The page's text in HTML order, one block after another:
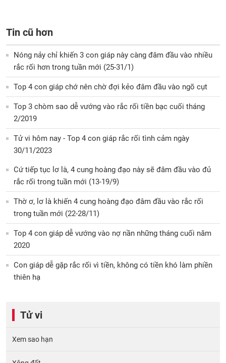
Tin cũ hơn
Nóng nảy chỉ khiến 3 con giáp này càng đâm đầu vào nhiều
rắc rối hơn trong tuần mới (25-31/1)
Top 4 con giáp chớ nên chờ đợi kẻo đâm đầu vào ngõ cụt
Top 3 chòm sao dễ vướng vào rắc rối tiền bạc cuối tháng
2/2019
Tử vi hôm nay - Top 4 con giáp rắc rối tình cảm ngày
30/11/2023
Cứ tiếp tục lơ là, 4 cung hoàng đạo này sẽ đâm đầu vào đủ
rắc rối trong tuần mới (13-19/9)
Thờ ơ, lơ là khiến 4 cung hoàng đạo đâm đầu vào rắc rối
trong tuần mới (22-28/11)
Top 4 con giáp dễ vướng vào nợ nần những tháng cuối năm
2020
Con giáp dễ gặp rắc rối vì tiền, không có tiền khó làm phiền
thiên hạ
Tử vi
Xem sao hạn